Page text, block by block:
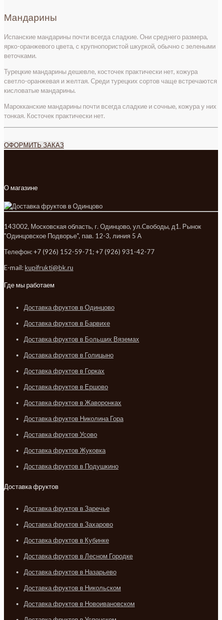
Мандарины
Испанские мандарины почти всегда сладкие. Они среднего размера,
ярко-оранжевого цвета, с крупнопористой шкуркой, обычно с зелеными
веточками.
Турецкие мандарины дешевле, косточек практически нет, кожура
светло-оранжевая и желтая. Среди турецких сортов чаще встречаются
кисловатые мандарины.
Марокканские мандарины почти всегда сладкие и сочные, кожура у них
тонкая. Косточек практически нет.
ОФОРМИТЬ ЗАКАЗ
О магазине
143002, Московская область, г. Одинцово, ул.Cвободы, д1. Рынок
"Одинцовское Подворье", пав. 12-3, линия 5 А
Телефон: +7 (926) 152-59-71; +7 (926) 931-42-77
E-mail:kupifrukti@bk.ru
Где мы работаем
Доставка фруктов в Одинцово
Доставка фруктов в Барвихе
Доставка фруктов в Больших Вяземах
Доставка фруктов в Голицыно
Доставка фруктов в Горках
Доставка фруктов в Ершово
Доставка фруктов в Жаворонках
Доставка фруктов Николина Гора
Доставка фруктов Усово
Доставка фруктов Жуковка
Доставка фруктов в Подушкино
Доставка фруктов
Доставка фруктов в Заречье
Доставка фруктов в Захарово
Доставка фруктов в Кубинке
Доставка фруктов в Лесном Городке
Доставка фруктов в Назарьево
Доставка фруктов в Никольском
Доставка фруктов в Новоивановском